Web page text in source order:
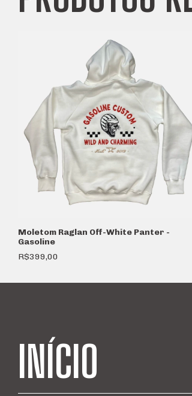
Moletom Raglan Off-White Panter -
Gasoline
R$399,00
INÍCIO